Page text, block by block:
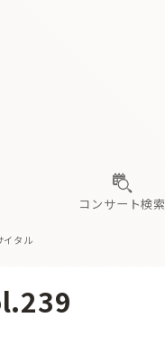
オーケストラコンサート
コンサート検索
イタル